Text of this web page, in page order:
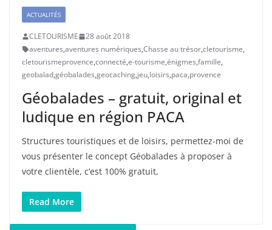
ACTUALITÉS
CLETOURISME
28 août 2018
aventures,aventures numériques,Chasse au trésor,cletourisme,
cletourismeprovence,connecté,e-tourisme,énigmes,famille,
geobalad,géobalades,geocaching,jeu,loisirs,paca,provence
Géobalades – gratuit, original et
ludique en région PACA
Structures touristiques et de loisirs, permettez-moi de
vous présenter le concept Géobalades à proposer à
votre clientèle, c’est 100% gratuit,
Read More